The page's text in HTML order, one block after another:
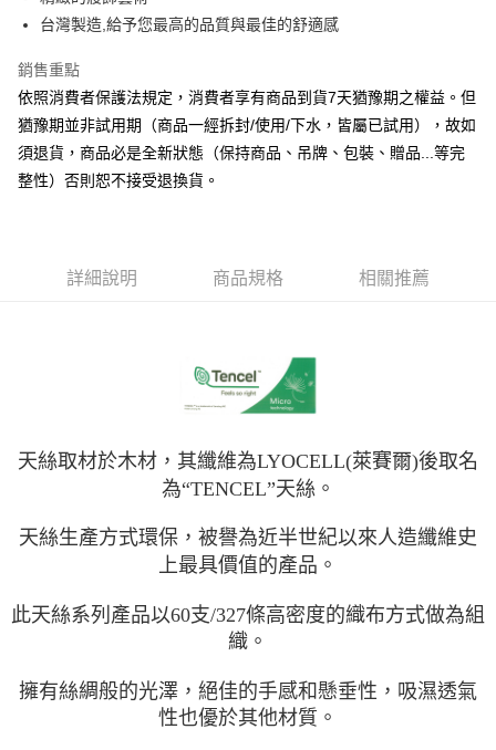
匯豐（台灣）商業銀行
華泰商業銀行
聯邦商業銀行
遠東國際商業銀行
元大商業銀行
台新國際商業銀行
中國信託商業銀行
台灣樂天信用卡公司
臺灣中小企業銀行
台中商業銀行
聯邦商業銀行
元大商業銀行
永豐商業銀行
玉山商業銀行
星展（台灣）商業銀行
台灣樂天信用卡公司
悠遊付
Google Pay
ATM付款
運送方式
非床墊商品，一般宅配
每筆NT$150，滿NT$1,399(含以上)免運費
台灣製造,給予您最高的品質與最佳的舒適感
銷售重點
依照消費者保護法規定，消費者享有商品到貨7天猶豫期之權益。但
猶豫期並非試用期（商品一經拆封/使用/下水，皆屬已試用），故如
須退貨，商品必是全新狀態（保持商品、吊牌、包裝、贈品...等完
整性）否則恕不接受退換貨。
詳細說明 商品規格 相關推薦
天絲取材於木材，其纖維為LYOCELL(萊賽爾)後取名
為“TENCEL”天絲。
天絲生產方式環保，被譽為近半世紀以來人造纖維史
上最具價值的產品。
此天絲系列產品以60支/327條高密度的織布方式做為組
織。
擁有絲綢般的光澤，絕佳的手感和懸垂性，吸濕透氣
性也優於其他材質。